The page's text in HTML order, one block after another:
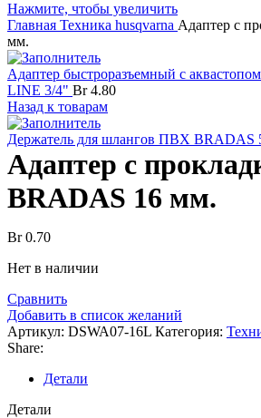
Нажмите, чтобы увеличить
Главная Техника husqvarna Адаптер с
мм.
Адаптер быстроразъемный с
LINE 3/4" Br4.80
Назад к товарам
Держатель для шлангов ПВХ BRADAS
Адаптер с
BRADAS 16 мм.
Br0.70
Нет в наличии
Сравнить
Добавить в список желаний
Артикул: DSWA07-16L Категория:
Share:
Детали
Детали